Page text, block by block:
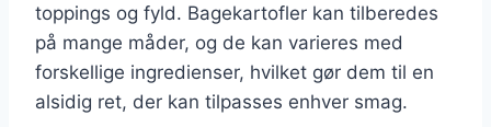
toppings og fyld. Bagekartofler kan tilberedes
på mange måder, og de kan varieres med
forskellige ingredienser, hvilket gør dem til en
alsidig ret, der kan tilpasses enhver smag.